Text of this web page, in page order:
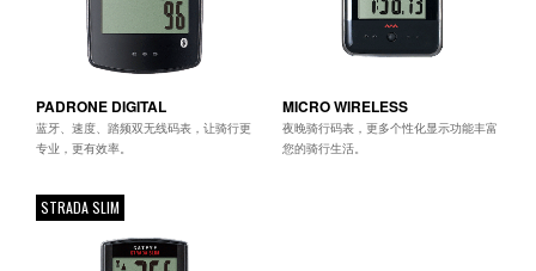
PADRONE DIGITAL
蓝牙、速度、踏频双无线码表，让骑行更
专业，更有效率。
MICRO WIRELESS
夜晚骑行码表，更多个性化显示功能丰富
您的骑行生活。
STRADA SLIM